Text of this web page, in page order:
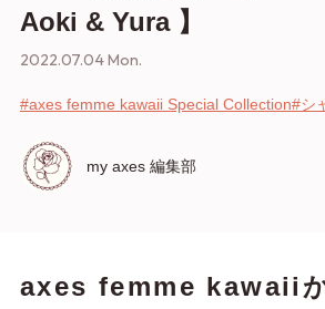
Aoki & Yura 】
2022.07.04 Mon.
#axes femme kawaii Special Collection#シ
my axes 編集部
axes femme kawaiiか